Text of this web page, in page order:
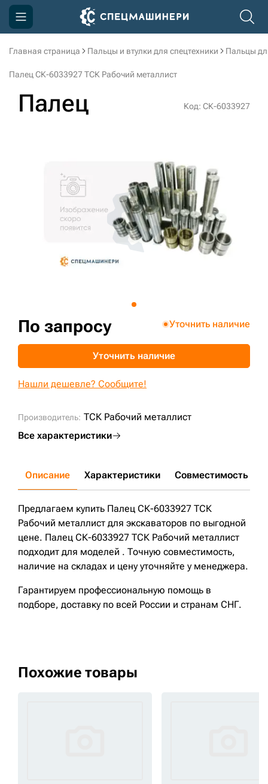
Главная страница Пальцы и втулки для спецтехники Пальцы
Палец СК-6033927 ТСК Рабочий металлист
Палец Код: СК-6033927
Производитель: ТСК Рабочий металлист
Все характеристики
По запросу Уточнить наличие
Уточнить наличие
Нашли дешевле? Сообщите!
Описание Характеристики Совместимость
Предлагаем купить Палец СК-6033927 ТСК
Рабочий металлист для экскаваторов по выгодной
цене. Палец СК-6033927 ТСК Рабочий металлист
подходит для моделей . Точную совместимость,
наличие на складах и цену уточняйте у менеджера.
Гарантируем профессиональную помощь в
подборе, доставку по всей России и странам СНГ.
Похожие товары
Компания
Доставка и оплата
3D тур по производству
3D тур по складам
sksale@skdst.ru